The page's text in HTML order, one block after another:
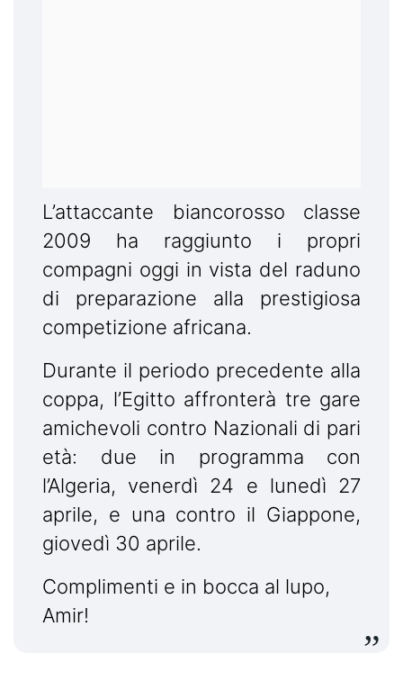
L’attaccante biancorosso classe
2009 ha raggiunto i propri
compagni oggi in vista del raduno
di preparazione alla prestigiosa
competizione africana.
Durante il periodo precedente alla
coppa, l’Egitto affronterà tre gare
amichevoli contro Nazionali di pari
età: due in programma con
l’Algeria, venerdì 24 e lunedì 27
aprile, e una contro il Giappone,
giovedì 30 aprile.
Complimenti e in bocca al lupo,
Amir!